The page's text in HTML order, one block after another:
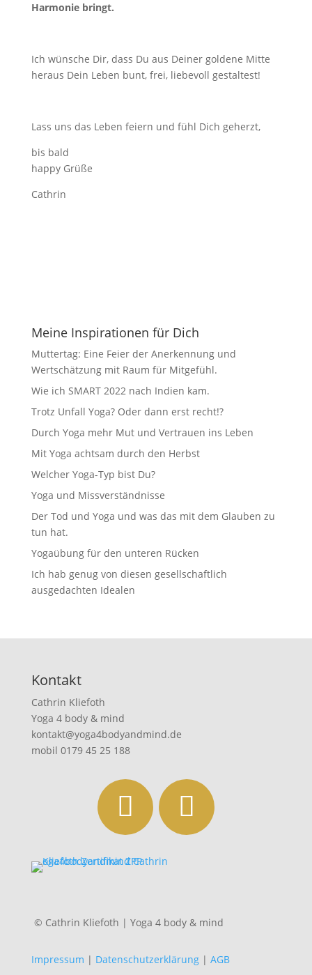
Harmonie bringt.
Ich wünsche Dir, dass Du aus Deiner goldene Mitte
heraus Dein Leben bunt, frei, liebevoll gestaltest!
Lass uns das Leben feiern und fühl Dich geherzt,
bis bald
happy Grüße
Cathrin
Meine Inspirationen für Dich
Muttertag: Eine Feier der Anerkennung und
Wertschätzung mit Raum für Mitgefühl.
Wie ich SMART 2022 nach Indien kam.
Trotz Unfall Yoga? Oder dann erst recht!?
Durch Yoga mehr Mut und Vertrauen ins Leben
Mit Yoga achtsam durch den Herbst
Welcher Yoga-Typ bist Du?
Yoga und Missverständnisse
Der Tod und Yoga und was das mit dem Glauben zu
tun hat.
Yogaübung für den unteren Rücken
Ich hab genug von diesen gesellschaftlich
ausgedachten Idealen
Kontakt
Cathrin Kliefoth
Yoga 4 body & mind
kontakt@yoga4bodyandmind.de
mobil 0179 45 25 188
© Cathrin Kliefoth | Yoga 4 body & mind
Impressum | Datenschutzerklärung| AGB